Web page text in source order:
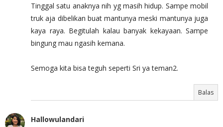
Tinggal satu anaknya nih yg masih hidup. Sampe mobil
truk aja dibelikan buat mantunya meski mantunya juga
kaya raya. Begitulah kalau banyak kekayaan. Sampe
bingung mau ngasih kemana.
Semoga kita bisa teguh seperti Sri ya teman2.
Balas
Hallowulandari